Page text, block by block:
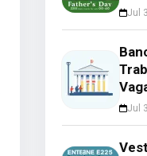
Jul
Jul